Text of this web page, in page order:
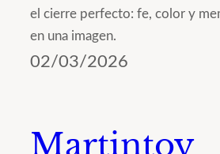
el cierre perfecto: fe, color y
en una imagen.
02/03/2026
Martintoy